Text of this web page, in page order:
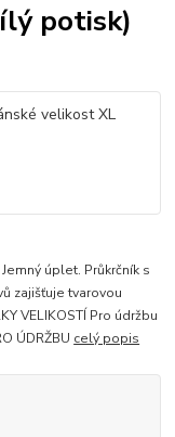
potisk)
úplet. Průkrčník s
zajišťuje tvarovou
VELIKOSTÍ Pro údržbu
ÚDRŽBU celý popis